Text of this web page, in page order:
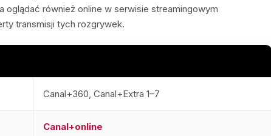
oglądać również online w serwisie streamingowym
transmisji tych rozgrywek.
Canal+360, Canal+Extra 1–7
Canal+online